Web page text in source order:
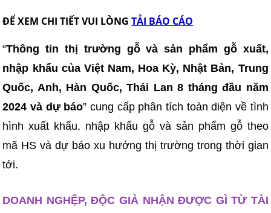
ĐỂ XEM CHI TIẾT VUI LÒNGTẢI BÁO CÁO
“Thông tin thị trường gỗ và sản phẩm gỗ xuất,
nhập khẩu của Việt Nam, Hoa Kỳ, Nhật Bản, Trung
Quốc, Anh, Hàn Quốc, Thái Lan 8 tháng đầu năm
2024 và dự báo” cung cấp phân tích toàn diện về tình
hình xuất khẩu, nhập khẩu gỗ và sản phẩm gỗ theo
mã HS và dự báo xu hướng thị trường trong thời gian
tới.
DOANH NGHỆP, ĐỘC GIẢ NHẬN ĐƯỢC GÌ TỪ TÀI